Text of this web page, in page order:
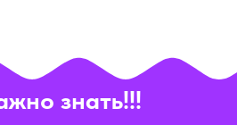
знать!!!